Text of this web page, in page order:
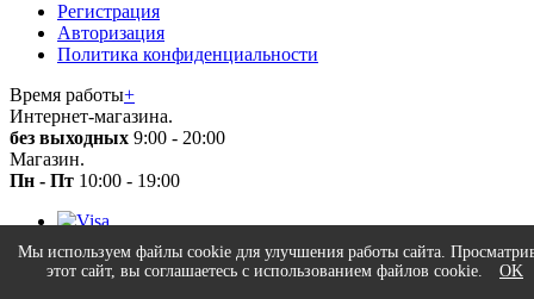
Мы используем файлы cookie для улучшения работы сайта.
этот сайт, вы соглашаетесь с использованием файлов cookie.
OK
Регистрация
Авторизация
Политика конфиденциальности
Время работы+
Интернет-магазина.
без выходных 9:00 - 20:00
Магазин.
Пн - Пт 10:00 - 19:00
© 2026 Все права защищены. Информация сайта защищена
законом об авторских правах. Вся информация на сайте носит